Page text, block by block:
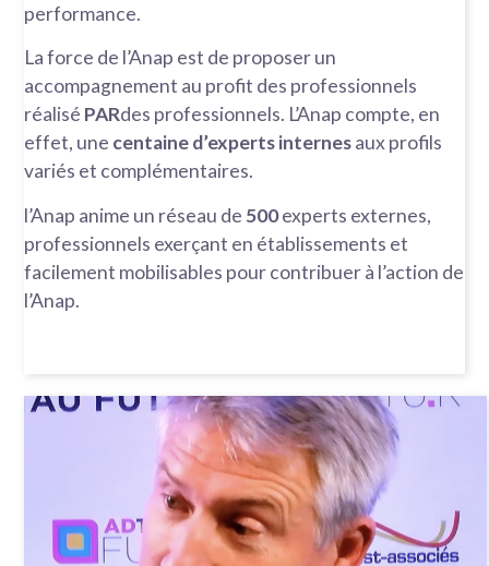
performance.
La force de l’Anap est de proposer un
accompagnement au profit des professionnels
réalisé PARdes professionnels. L’Anap compte, en
effet, une centaine d’experts internesaux profils
variés et complémentaires.
l’Anap anime un réseau de 500experts externes,
professionnels exerçant en établissements et
facilement mobilisables pour contribuer à l’action de
l’Anap.